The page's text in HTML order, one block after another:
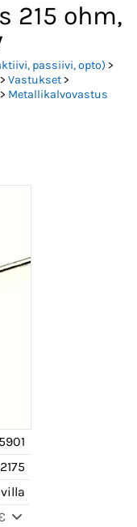
215 ohm,
passiivi, opto) >
> Vastukset>
> Metallikalvovastus